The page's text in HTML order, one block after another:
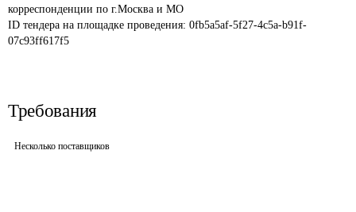
корреспонденции по г.Москва и МО
ID тендера на площадке проведения: 0fb5a5af-5f27-4c5a-b91f-
07c93ff617f5
Требования
Несколько поставщиков